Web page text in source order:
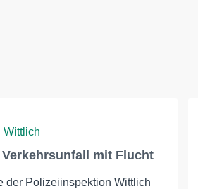
Wittlich
Verkehrsunfall mit Flucht
der Polizeiinspektion Wittlich